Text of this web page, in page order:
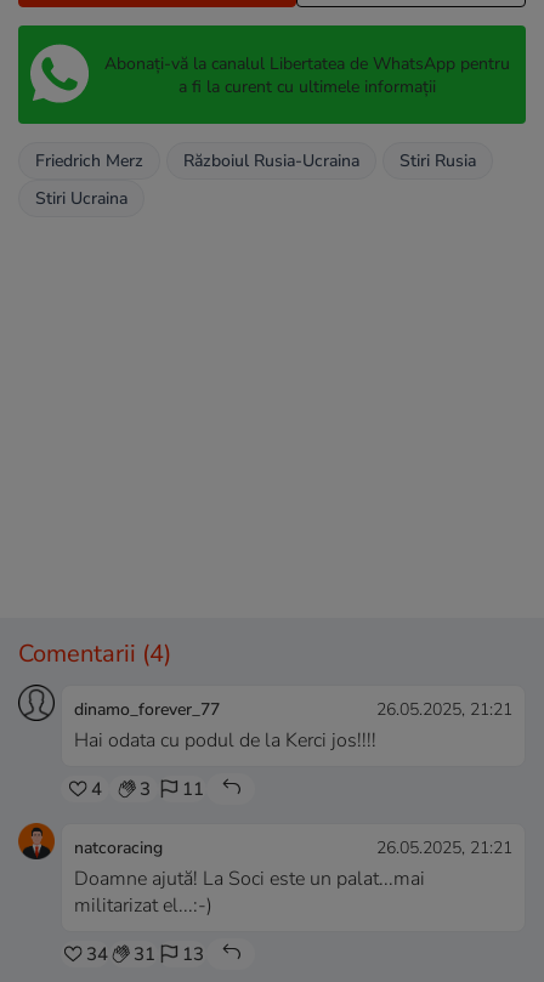
Abonați-vă la canalul Libertatea de WhatsApp pentru
a fi la curent cu ultimele informații
Friedrich Merz Războiul Rusia-Ucraina
Stiri Rusia
Stiri Ucraina
Comentarii (4)
dinamo_forever_77 26.05.2025, 21:21
Hai odata cu podul de la Kerci jos!!!!
4 3 11
natcoracing 26.05.2025, 21:21
Doamne ajută! La Soci este un palat...mai
militarizat el...:-)
34 31 13